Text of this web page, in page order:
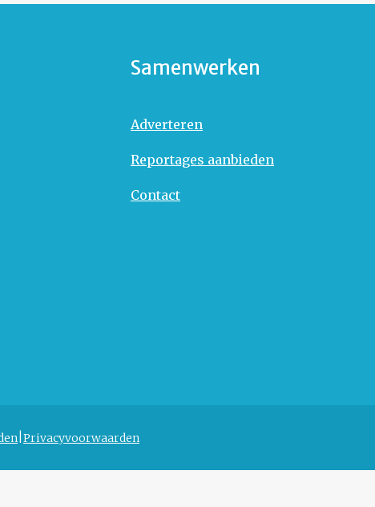
Samenwerken
Adverteren
Reportages aanbieden
Contact
Privacyvoorwaarden